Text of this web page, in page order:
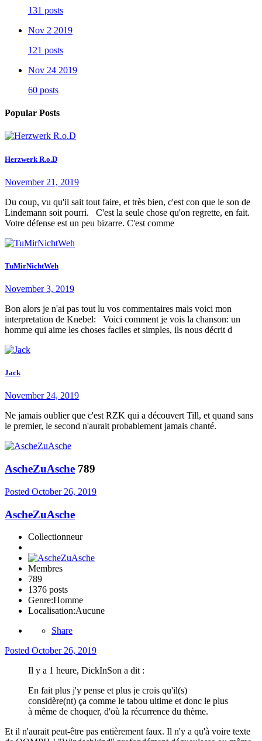
131 posts
Nov 2 2019
121 posts
Nov 24 2019
60 posts
Popular Posts
Herzwerk R.o.D
November 21, 2019
Du coup, vu qu'il sait tout faire, et très bien, c'est con que le son de
Lindemann soit pourri. C'est la seule chose qu'on regrette, en fait.
Votre défense est un peu bizarre. C'est comme
TuMirNichtWeh
November 3, 2019
Bon alors je n'ai pas tout lu vos commentaires mais voici mon
interpretation de Knebel: Voici comment je vois la chanson: un
homme qui aime les choses faciles et simples, ils nous décrit d
Jack
November 24, 2019
Ne jamais oublier que c'est RZK qui a découvert Till, et quand sans
le premier, le second n'aurait probablement jamais chanté.
AscheZuAsche 789
Posted October 26, 2019
AscheZuAsche
Collectionneur
Membres
789
1376 posts
Genre:Homme
Localisation:Aucune
Share
Posted October 26, 2019
Il y a 1 heure, DickInSon a dit :
En fait plus j'y pense et plus je crois qu'il(s)
considère(nt) ça comme le tabou ultime et donc le plus
à même de choquer, d'où la récurrence du thème.
Et il n'aurait peut-être pas entièrement faux. Il n'y a qu'à voire texte